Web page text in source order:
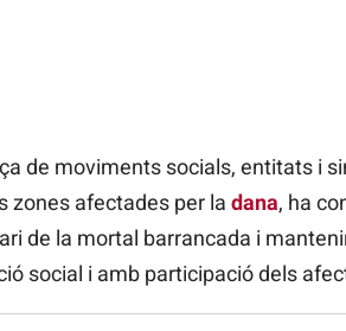
de moviments socials, entitats i
zones afectades per la dana, ha
de la mortal barrancada i
social i amb participació dels